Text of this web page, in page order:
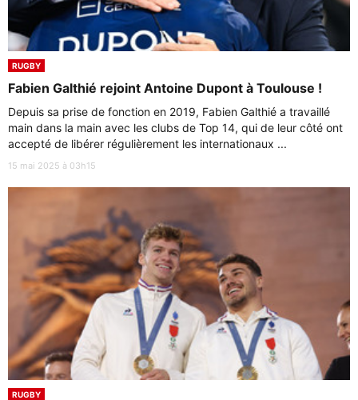
RUGBY
Fabien Galthié rejoint Antoine Dupont à Toulouse !
Depuis sa prise de fonction en 2019, Fabien Galthié a travaillé
main dans la main avec les clubs de Top 14, qui de leur côté ont
accepté de libérer régulièrement les internationaux ...
15 mai 2025 à 03h15
RUGBY